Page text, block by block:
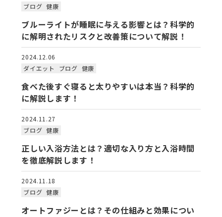
ブログ 健康
ブルーライトが睡眠に与える影響とは？科学的
に解明されたリスクと改善策について解説！
2024.12.06
ダイエット
ブログ 健康
食べた後すぐ寝ると太りやすいは本当？科学的
に解説します！
2024.11.27
ブログ 健康
正しい入浴方法とは？適切な入り方と入浴時間
を徹底解説します！
2024.11.18
ブログ 健康
オートファジーとは？その仕組みと効果につい